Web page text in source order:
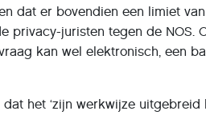
dat er bovendien een limiet
privacy-juristen tegen de
kan wel elektronisch, een
het ‘zijn werkwijze